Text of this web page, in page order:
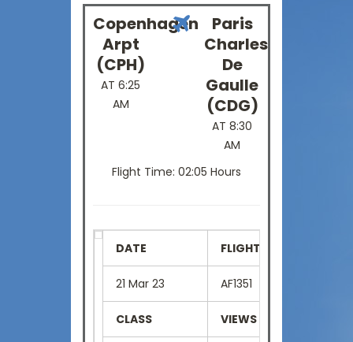
Copenhagen
Arpt
(CPH)
AT 6:25
AM
Paris
Charles
De
Gaulle
(CDG)
AT 8:30
AM
Flight Time: 02:05 Hours
DATE FLIGHT NUMBER
21 Mar 23 AF1351
CLASS VIEWS